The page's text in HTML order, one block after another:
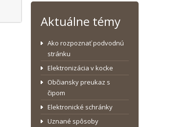
Aktuálne témy
Ako rozpoznať podvodnú
stránku
Elektronizácia v kocke
Občiansky preukaz s
čipom
Elektronické schránky
Uznané spôsoby